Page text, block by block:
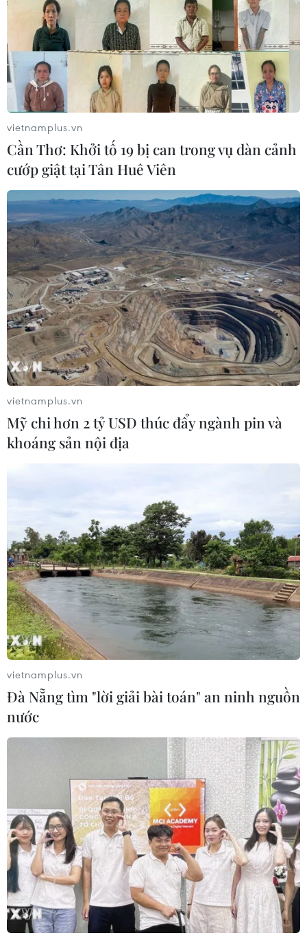
vietnamplus.vn
Cần Thơ: Khởi tố 19 bị can trong vụ dàn cảnh
cướp giật tại Tân Huê Viên
vietnamplus.vn
Mỹ chi hơn 2 tỷ USD thúc đẩy ngành pin và
khoáng sản nội địa
vietnamplus.vn
Đà Nẵng tìm "lời giải bài toán" an ninh nguồn
nước